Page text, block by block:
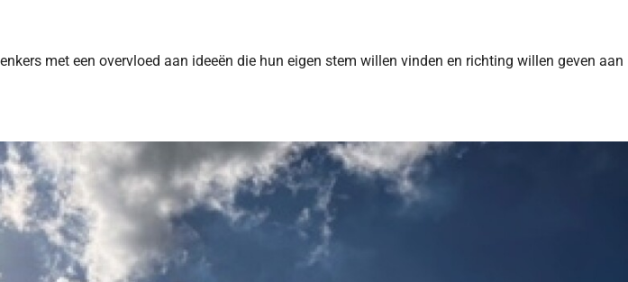
met een overvloed aan ideeën die hun eigen stem willen vinden en richting willen geven aan